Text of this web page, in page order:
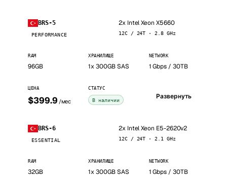
BRS-5
PERFORMANCE
2x Intel Xeon X5660
12C / 24T · 2.8 GHz
RAM
96GB
ХРАНИЛИЩЕ
1x 300GB SAS
NETWORK
1 Gbps / 30TB
ЦЕНА
$399.9 /мес
СТАТУС
В наличии Развернуть
BRS-6
ESSENTIAL
2x Intel Xeon E5-2620v2
12C / 24T · 2.1 GHz
RAM
32GB
ХРАНИЛИЩЕ
1x 300GB SAS
NETWORK
1 Gbps / 30TB